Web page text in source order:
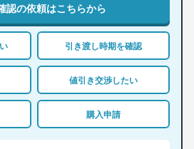
認の依頼はこちらから
引き渡し時期を確認
値引き交渉したい
購入申請